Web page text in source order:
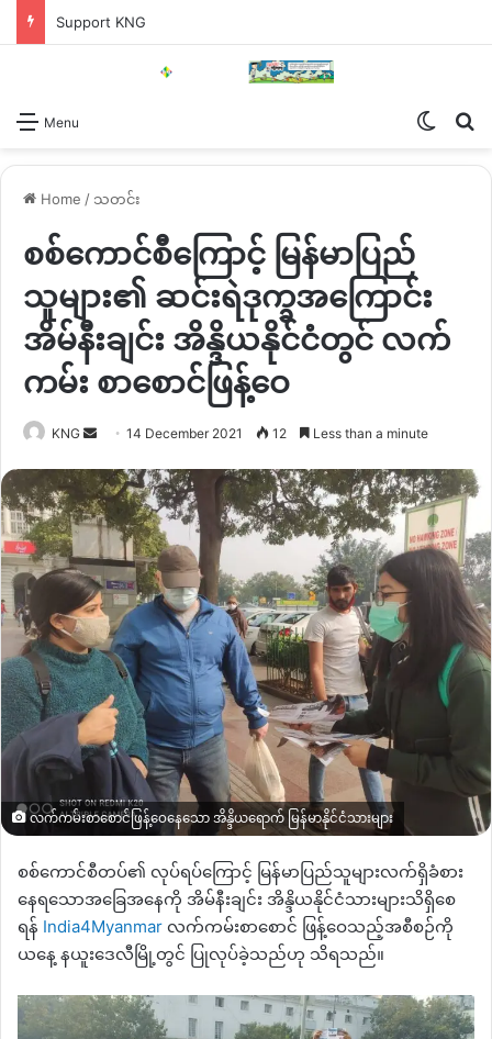
Support KNG
Menu
Home / သတင်း
စစ်ကောင်စီကြောင့် မြန်မာပြည်
သူများ၏ ဆင်းရဲဒုက္ခအကြောင်း
အိမ်နီးချင်း အိန္ဒိယနိုင်ငံတွင် လက်
ကမ်း စာစောင်ဖြန့်ဝေ
KNG
Send
email
14 December 2021 12 Less than a minute
လက်ကမ်းစာစောင်ဖြန့်ဝေနေသော အိန္ဒိယရောက် မြန်မာနိုင်ငံသားများ
စစ်ကောင်စီတပ်၏ လုပ်ရပ်ကြောင့် မြန်မာပြည်သူများလက်ရှိခံစား
နေရသောအခြေအနေကို အိမ်နီးချင်း အိန္ဒိယနိုင်ငံသားများသိရှိစေ
ရန် India4Myanmar လက်ကမ်းစာစောင် ဖြန့်ဝေသည့်အစီစဉ်ကို
ယနေ့ နယူးဒေလီမြို့တွင် ပြုလုပ်ခဲ့သည်ဟု သိရသည်။